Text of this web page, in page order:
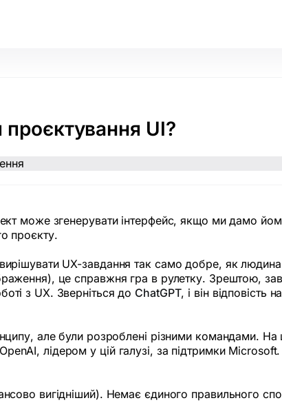
UI?
може згенерувати інтерфейс, якщо ми дамо
проєкту.
UX-завдання так само добре, як
це справжня гра в рулетку. Зрештою,
з UX. Зверніться до ChatGPT, і він відповість
але були розроблені різними командами.
лідером у цій галузі, за підтримки
вигідніший). Немає єдиного правильного